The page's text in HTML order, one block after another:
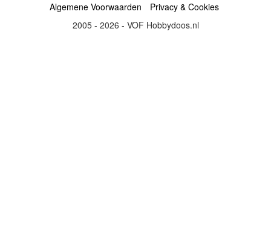
Algemene Voorwaarden
Privacy & Cookies
2005 - 2026 - VOF Hobbydoos.nl